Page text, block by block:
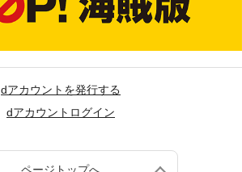
dアカウントを発行する
dアカウントログイン